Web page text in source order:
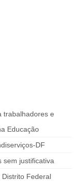
trabalhadores e
Educação
DF
sem justificativa
Federal